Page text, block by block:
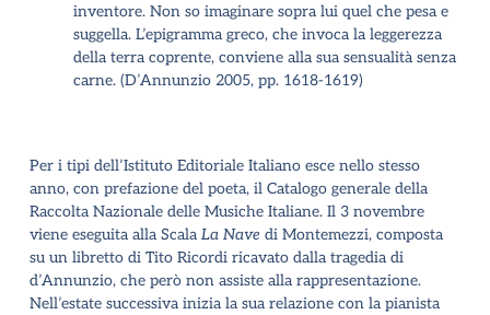
inventore. Non so imaginare sopra lui quel che pesa e
suggella. L’epigramma greco, che invoca la leggerezza
della terra coprente, conviene alla sua sensualità senza
carne. (D’Annunzio 2005, pp. 1618-1619)
Per i tipi dell’Istituto Editoriale Italiano esce nello stesso
anno, con prefazione del poeta, il Catalogo generale della
Raccolta Nazionale delle Musiche Italiane. Il 3 novembre
viene eseguita alla Scala La Nave di Montemezzi, composta
su un libretto di Tito Ricordi ricavato dalla tragedia di
d’Annunzio, che però non assiste alla rappresentazione.
Nell’estate successiva inizia la sua relazione con la pianista